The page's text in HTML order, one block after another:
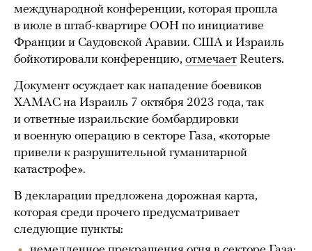
международной конференции, которая прошла
в июле в штаб-квартире ООН по инициативе
Франции и Саудовской Аравии. США и Израиль
бойкотировали конференцию, отмечает Reuters.
Документ осуждает как нападение боевиков
ХАМАС на Израиль 7 октября 2023 года, так
и ответные израильские бомбардировки
и военную операцию в секторе Газа, «которые
привели к разрушительной гуманитарной
катастрофе».
В декларации предложена дорожная карта,
которая среди прочего предусматривает
следующие пункты: